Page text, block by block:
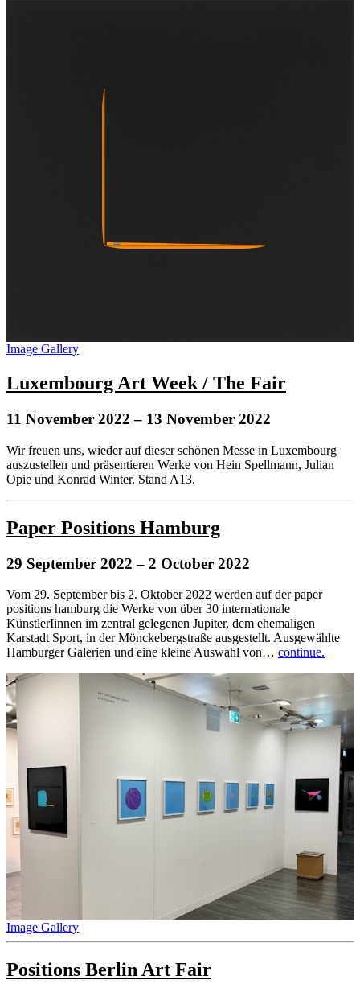
Image Gallery
Luxembourg Art Week / The Fair
11 November 2022 – 13 November 2022
Wir freuen uns, wieder auf dieser schönen Messe in Luxembourg
auszustellen und präsentieren Werke von Hein Spellmann, Julian
Opie und Konrad Winter. Stand A13.
Paper Positions Hamburg
29 September 2022 – 2 October 2022
Vom 29. September bis 2. Oktober 2022 werden auf der paper
positions hamburg die Werke von über 30 internationale
KünstlerIinnen im zentral gelegenen Jupiter, dem ehemaligen
Karstadt Sport, in der Mönckebergstraße ausgestellt. Ausgewählte
Hamburger Galerien und eine kleine Auswahl von… continue.
Image Gallery
Positions Berlin Art Fair